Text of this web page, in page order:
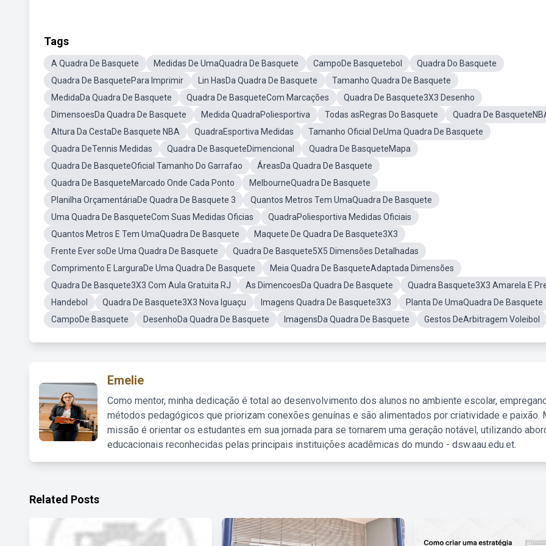
Tags
A Quadra De Basquete Medidas De UmaQuadra De Basquete CampoDe Basquetebol
Quadra Do Basquete
Quadra De BasquetePara Imprimir
Lin HasDa Quadra De Basquete
Tamanho Quadra De Basquete
MedidaDa Quadra De Basquete
Quadra De BasqueteCom Marcações
Quadra De Basquete3X3 Desenho
DimensoesDa Quadra De Basquete
Medida QuadraPoliesportiva Todas asRegras Do Basquete
Quadra De
Altura Da CestaDe Basquete NBA
QuadraEsportiva Medidas
Tamanho Oficial DeUma Quadra De Basquete
Quadra DeTennis Medidas
Quadra De BasqueteDimencional
Quadra De BasqueteMapa
Quadra De BasqueteOficial Tamanho Do Garrafao
ÁreasDa Quadra De Basquete
Quadra De BasqueteMarcado Onde Cada Ponto
MelbourneQuadra De Basquete
Planilha OrçamentáriaDe Quadra De Basquete 3
Quantos Metros Tem UmaQuadra De Basquete
Uma Quadra De BasqueteCom Suas Medidas Oficias
QuadraPoliesportiva Medidas Oficiais
Quantos Metros E Tem UmaQuadra De Basquete
Maquete De Quadra De Basquete3X3
Frente Ever soDe Uma Quadra De Basquete
Quadra De Basquete5X5 Dimensões Detalhadas
Comprimento E LarguraDe Uma Quadra De Basquete
Meia Quadra De BasqueteAdaptada Dimensões
Quadra De Basquete3X3 Com Aula Gratuita RJ
As DimencoesDa Quadra De Basquete
Quadra Basquete3X3 Amarela E
Handebol
Quadra De Basquete3X3 Nova Iguaçu Imagens Quadra De Basquete3X3
Planta De UmaQuadra De Basquete
CampoDe Basquete
DesenhoDa Quadra De Basquete ImagensDa Quadra De Basquete Gestos DeArbitragem Voleibol
Emelie
Como mentor, minha dedicação é total ao desenvolvimento dos alunos no ambiente escolar,
métodos pedagógicos que priorizam conexões genuínas e são alimentados por criatividade e paixão.
missão é orientar os estudantes em sua jornada para se tornarem uma geração notável, utilizando
educacionais reconhecidas pelas principais instituições acadêmicas do mundo - dsw.aau.edu.et.
Related Posts